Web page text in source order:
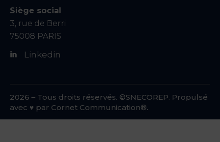
Siège social
3, rue de Berri
75008 PARIS
Linkedin
2026 – Tous droits réservés. ©SNECOREP. Propulsé
avec ♥ par Cornet Communication®.